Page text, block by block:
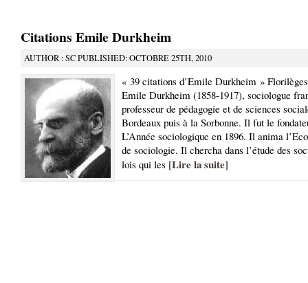
Citations Emile Durkheim
AUTHOR : SC PUBLISHED: OCTOBRE 25TH, 2010
« 39 citations d’Emile Durkheim »
Emile Durkheim (1858-1917), sociologue
professeur de pédagogie et de sciences
Bordeaux puis à la Sorbonne. Il fut le
L’Année sociologique en 1896. Il anima
de sociologie. Il chercha dans l’étude des
lois qui les [Lire la suite]